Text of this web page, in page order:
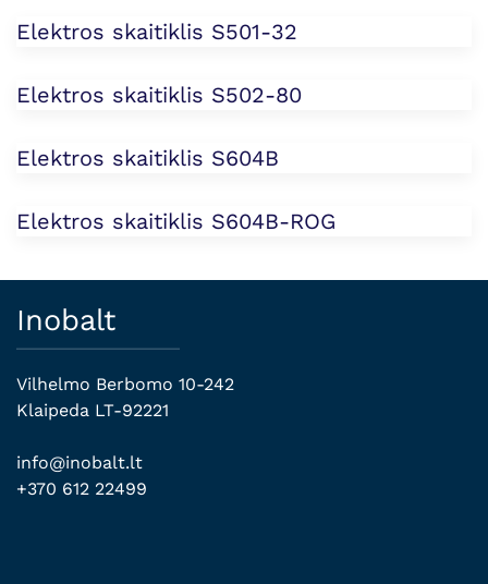
Elektros skaitiklis S501-32
Elektros skaitiklis S502-80
Elektros skaitiklis S604B
Elektros skaitiklis S604B-ROG
Inobalt
Vilhelmo Berbomo 10-242
Klaipeda LT-92221
info@inobalt.lt
+370 612 22499